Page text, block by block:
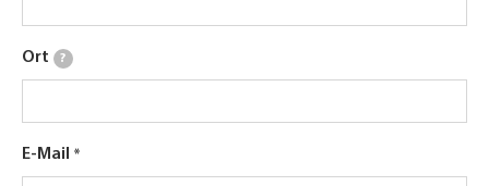
Ort ?
E-Mail